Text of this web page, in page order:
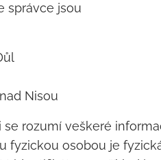
správce jsou
Nisou
se rozumí veškeré
fyzickou osobou je